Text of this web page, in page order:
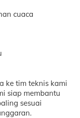
cuaca
ke tim teknis kami
siap membantu
sesuai